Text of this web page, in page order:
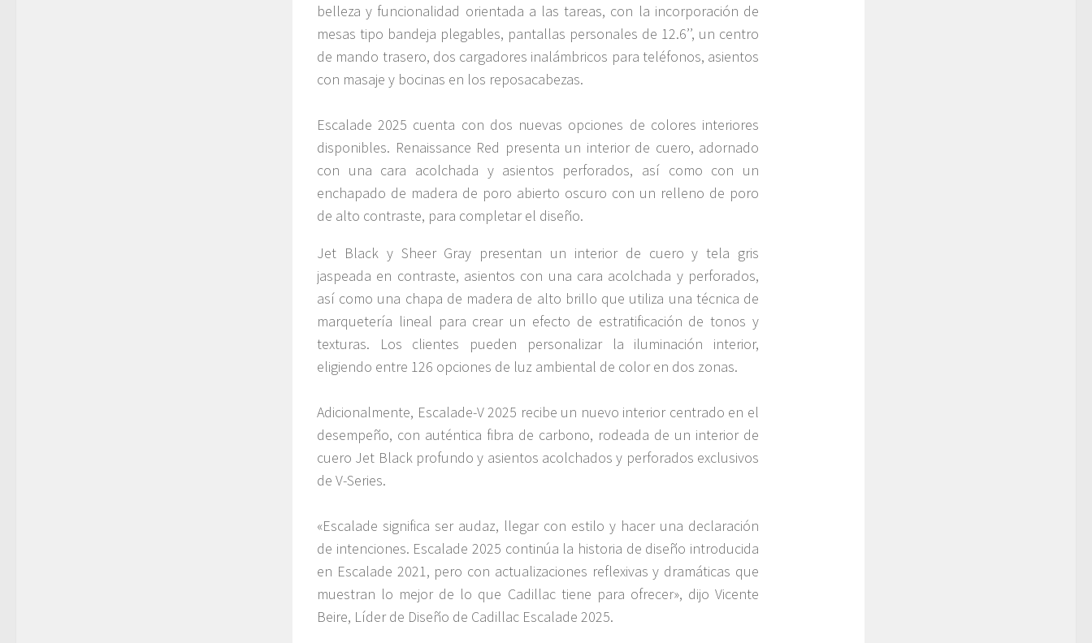
belleza y funcionalidad orientada a las tareas, con la incorporación de
mesas tipo bandeja plegables, pantallas personales de 12.6’’, un centro
de mando trasero, dos cargadores inalámbricos para teléfonos, asientos
con masaje y bocinas en los reposacabezas.
Escalade 2025 cuenta con dos nuevas opciones de colores interiores
disponibles. Renaissance Red presenta un interior de cuero, adornado
con una cara acolchada y asientos perforados, así como con un
enchapado de madera de poro abierto oscuro con un relleno de poro
de alto contraste, para completar el diseño.
Jet Black y Sheer Gray presentan un interior de cuero y tela gris
jaspeada en contraste, asientos con una cara acolchada y perforados,
así como una chapa de madera de alto brillo que utiliza una técnica de
marquetería lineal para crear un efecto de estratificación de tonos y
texturas. Los clientes pueden personalizar la iluminación interior,
eligiendo entre 126 opciones de luz ambiental de color en dos zonas.
Adicionalmente, Escalade-V 2025 recibe un nuevo interior centrado en el
desempeño, con auténtica fibra de carbono, rodeada de un interior de
cuero Jet Black profundo y asientos acolchados y perforados exclusivos
de V-Series.
«Escalade significa ser audaz, llegar con estilo y hacer una declaración
de intenciones. Escalade 2025 continúa la historia de diseño introducida
en Escalade 2021, pero con actualizaciones reflexivas y dramáticas que
muestran lo mejor de lo que Cadillac tiene para ofrecer», dijo Vicente
Beire, Líder de Diseño de Cadillac Escalade 2025.